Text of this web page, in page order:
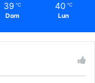
39 ℃
Dom
40 ℃
Lun